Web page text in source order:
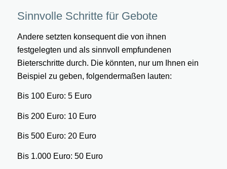
Sinnvolle Schritte für Gebote
Andere setzten konsequent die von ihnen
festgelegten und als sinnvoll empfundenen
Bieterschritte durch. Die könnten, nur um Ihnen ein
Beispiel zu geben, folgendermaßen lauten:
Bis 100 Euro: 5 Euro
Bis 200 Euro: 10 Euro
Bis 500 Euro: 20 Euro
Bis 1.000 Euro: 50 Euro